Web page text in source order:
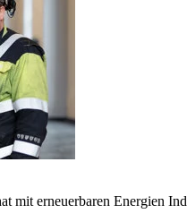
mit erneuerbaren Energien